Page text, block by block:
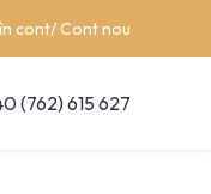
cont/ Cont nou
(762) 615 627